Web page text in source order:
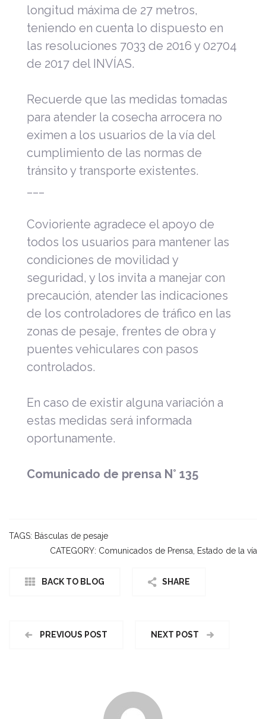
longitud máxima de 27 metros,
teniendo en cuenta lo dispuesto en
las resoluciones 7033 de 2016 y 02704
de 2017 del INVÍAS.
Recuerde que las medidas tomadas
para atender la cosecha arrocera no
eximen a los usuarios de la vía del
cumplimiento de las normas de
tránsito y transporte existentes.
Covioriente agradece el apoyo de
todos los usuarios para mantener las
condiciones de movilidad y
seguridad, y los invita a manejar con
precaución, atender las indicaciones
de los controladores de tráfico en las
zonas de pesaje, frentes de obra y
puentes vehiculares con pasos
controlados.
En caso de existir alguna variación a
estas medidas será informada
oportunamente.
Comunicado de prensa N° 135
TAGS: Básculas de pesaje
CATEGORY: Comunicados de Prensa Estado de la vía
BACK TO BLOG SHARE
PREVIOUS POST NEXT POST